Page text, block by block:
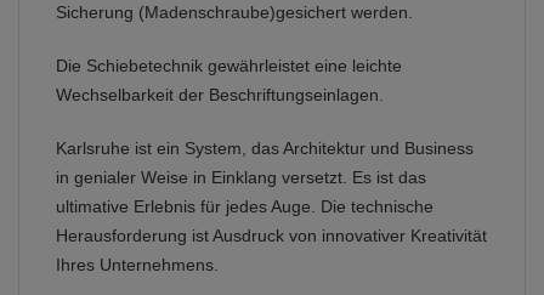
Sicherung (Madenschraube)gesichert werden.
Die Schiebetechnik gewährleistet eine leichte
Wechselbarkeit der Beschriftungseinlagen.
Karlsruhe ist ein System, das Architektur und Business
in genialer Weise in Einklang versetzt. Es ist das
ultimative Erlebnis für jedes Auge. Die technische
Herausforderung ist Ausdruck von innovativer Kreativität
Ihres Unternehmens.